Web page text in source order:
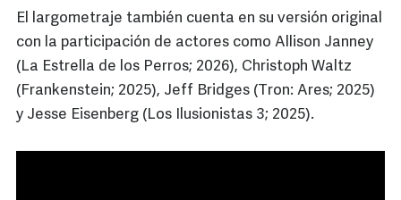
El largometraje también cuenta en su versión original
con la participación de actores como Allison Janney
(La Estrella de los Perros; 2026), Christoph Waltz
(Frankenstein; 2025), Jeff Bridges (Tron: Ares; 2025)
y Jesse Eisenberg (Los Ilusionistas 3; 2025).